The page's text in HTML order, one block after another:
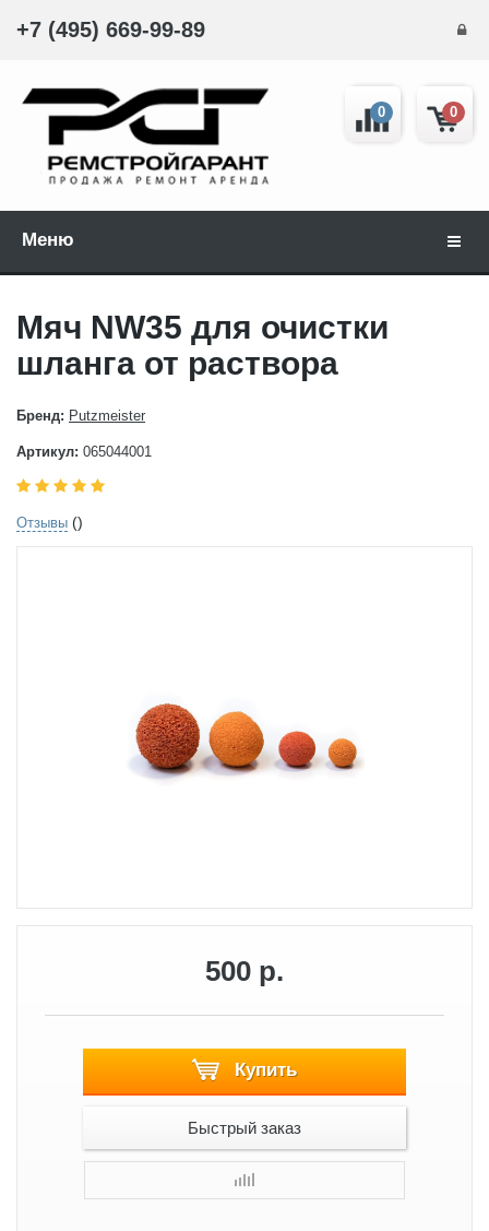
+7 (495) 669-99-89
0
0
Меню
Мяч NW35 для очистки
шланга от раствора
Бренд: Putzmeister
Артикул: 065044001
Отзывы ()
500 р.
Купить
Быстрый заказ